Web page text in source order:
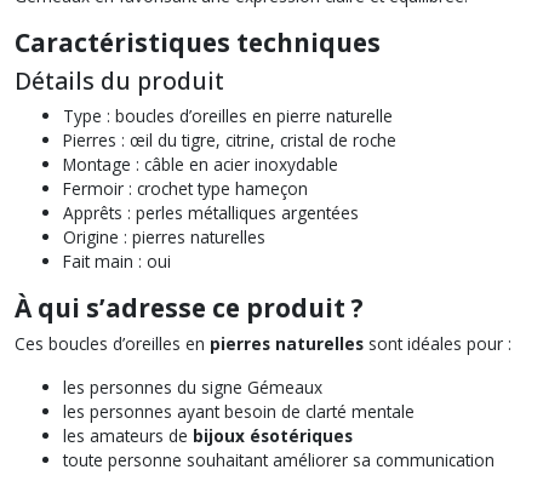
Caractéristiques techniques
Détails du produit
Type : boucles d’oreilles en pierre naturelle
Pierres : œil du tigre, citrine, cristal de roche
Montage : câble en acier inoxydable
Fermoir : crochet type hameçon
Apprêts : perles métalliques argentées
Origine : pierres naturelles
Fait main : oui
À qui s’adresse ce produit ?
Ces boucles d’oreilles en pierres naturelles sont idéales pour :
les personnes du signe Gémeaux
les personnes ayant besoin de clarté mentale
les amateurs de bijoux ésotériques
toute personne souhaitant améliorer sa communication